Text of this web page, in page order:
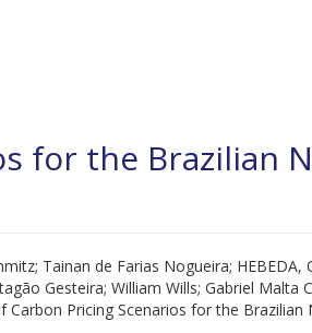
for the Brazilian
Tainan de Farias Nogueira; HEBEDA,
Gesteira; William Wills; Gabriel Malta
Carbon Pricing Scenarios for the Brazilian